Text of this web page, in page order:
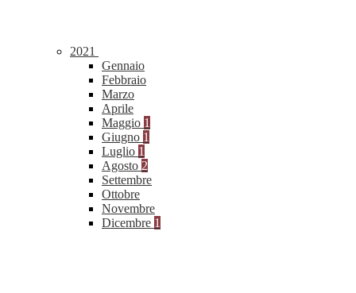
2021
Gennaio
Febbraio
Marzo
Aprile
Maggio 1
Giugno 1
Luglio 1
Agosto 2
Settembre
Ottobre
Novembre
Dicembre 1